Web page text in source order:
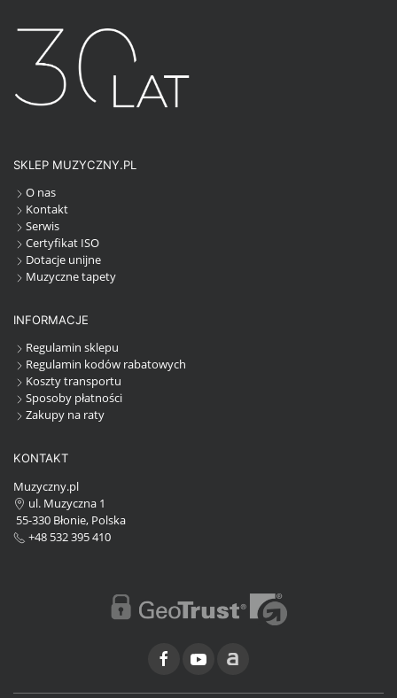
SKLEP MUZYCZNY.PL
O nas
Kontakt
Serwis
Certyfikat ISO
Dotacje unijne
Muzyczne tapety
INFORMACJE
Regulamin sklepu
Regulamin kodów rabatowych
Koszty transportu
Sposoby płatności
Zakupy na raty
KONTAKT
Muzyczny.pl
ul. Muzyczna 1
55-330 Błonie, Polska
+48 532 395 410